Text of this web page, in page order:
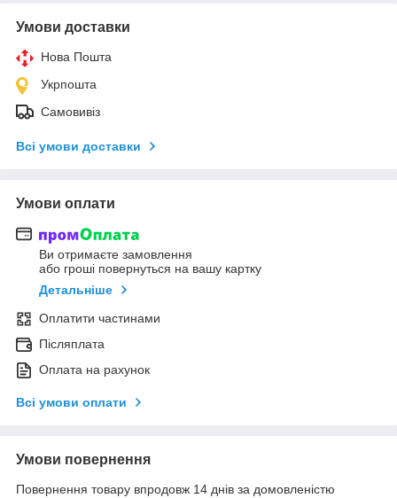
Умови доставки
Нова Пошта
Укрпошта
Самовивіз
Всі умови доставки
Умови оплати
Ви отримаєте замовлення
або гроші повернуться на вашу картку
Детальніше
Оплатити частинами
Післяплата
Оплата на рахунок
Всі умови оплати
Умови повернення
Повернення товару впродовж 14 днів за домовленістю